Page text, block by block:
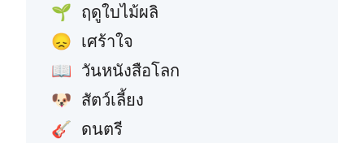
🌱 ฤดูใบไม้ผลิ
😞 เศร้าใจ
📖 วันหนังสือโลก
🐶 สัตว์เลี้ยง
🎸 ดนตรี